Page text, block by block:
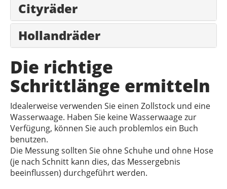
Cityräder
Hollandräder
Die richtige
Schrittlänge ermitteln
Idealerweise verwenden Sie einen Zollstock und eine
Wasserwaage. Haben Sie keine Wasserwaage zur
Verfügung, können Sie auch problemlos ein Buch
benutzen.
Die Messung sollten Sie ohne Schuhe und ohne Hose
(je nach Schnitt kann dies, das Messergebnis
beeinflussen) durchgeführt werden.